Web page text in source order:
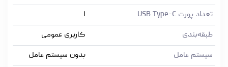
تعداد پورت USB Type-C
۱
طبقه‌بندی
کاربری عمومی
سیستم عامل
بدون سیستم عامل